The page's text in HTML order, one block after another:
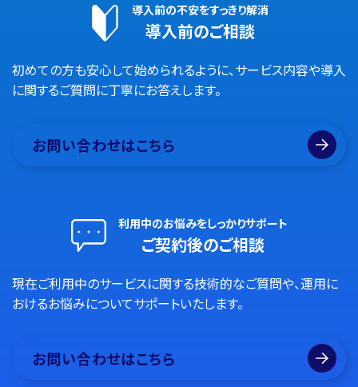
導入前の不安をすっきり解消
導入前のご相談
初めての方も安心して始められるように、サービス内容や導入
に関するご質問に丁寧にお答えします。
お問い合わせはこちら
利用中のお悩みをしっかりサポート
ご契約後のご相談
現在ご利用中のサービスに関する技術的なご質問や、運用に
おけるお悩みについてサポートいたします。
お問い合わせはこちら